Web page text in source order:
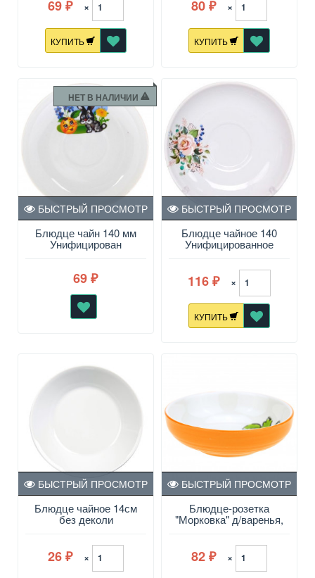
69 ₽ ×
КУПИТЬ
80 ₽ ×
КУПИТЬ
НЕТ В НАЛИЧИИ
Блюдце чайн 140 мм
Унифицирован
"Приключение колобка",
БЫСТРЫЙ ПРОСМОТР
69 ₽
Блюдце чайное 140
Унифицированное
Розалия
БЫСТРЫЙ ПРОСМОТР
116 ₽ ×
КУПИТЬ
Блюдце чайное 14см
без деколи
БЫСТРЫЙ ПРОСМОТР
26 ₽ ×
Блюдце-розетка
"Морковка" д/варенья,
d=9,4 см h=2,8см
БЫСТРЫЙ ПРОСМОТР
82 ₽ ×